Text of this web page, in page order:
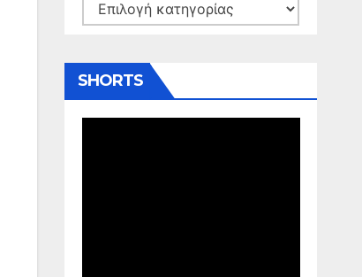
Kατηγορίες
SHORTS